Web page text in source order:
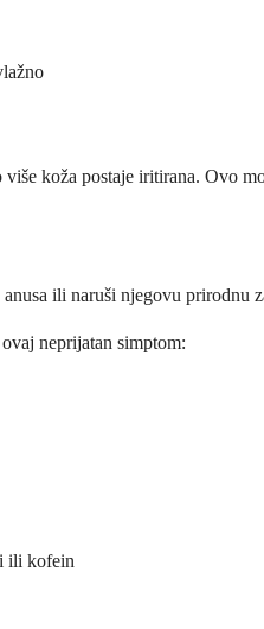
više koža postaje iritirana. Ovo
ili naruši njegovu
neprijatan simptom:
ili kofein